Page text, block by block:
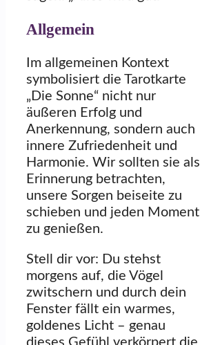
Allgemein
Im allgemeinen Kontext
symbolisiert die Tarotkarte
„Die Sonne“ nicht nur
äußeren Erfolg und
Anerkennung, sondern auch
innere Zufriedenheit und
Harmonie. Wir sollten sie als
Erinnerung betrachten,
unsere Sorgen beiseite zu
schieben und jeden Moment
zu genießen.
Stell dir vor: Du stehst
morgens auf, die Vögel
zwitschern und durch dein
Fenster fällt ein warmes,
goldenes Licht – genau